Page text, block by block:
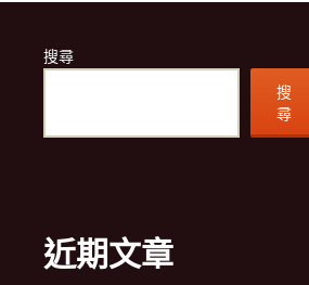
搜尋
搜
尋
近期文章